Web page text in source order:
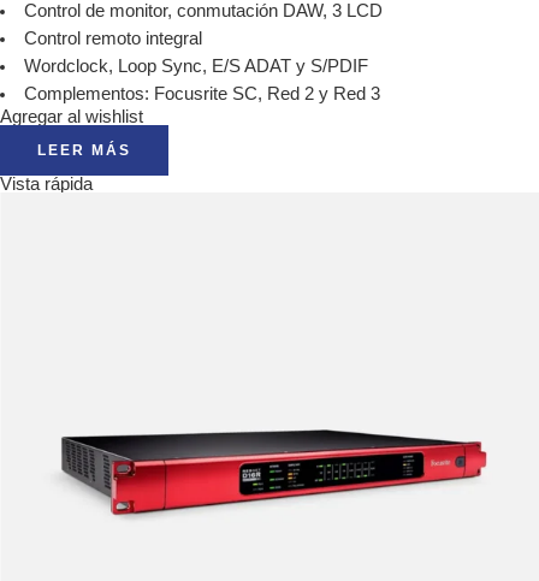
Control de monitor, conmutación DAW, 3 LCD
Control remoto integral
Wordclock, Loop Sync, E/S ADAT y S/PDIF
Complementos: Focusrite SC, Red 2 y Red 3
Agregar al wishlist
LEER MÁS
Vista rápida